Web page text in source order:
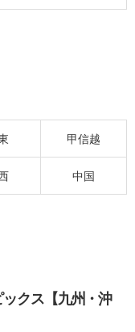
甲信越
中国
クス【九州・沖